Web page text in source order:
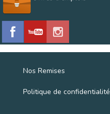
Nos Remises
Politique de confidentialité